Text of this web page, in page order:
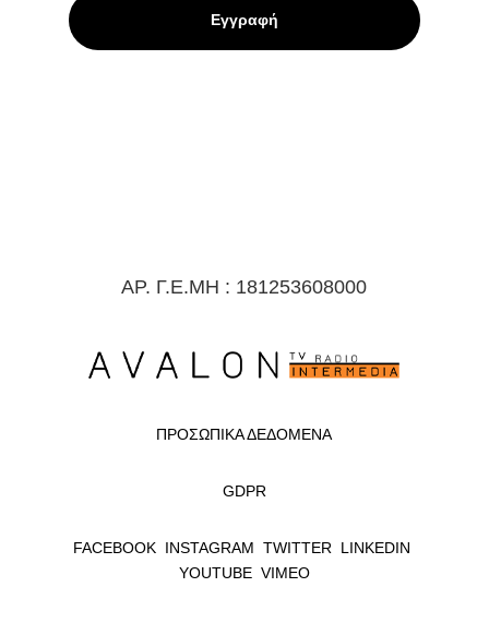
Εγγραφή
ΑΡ. Γ.Ε.ΜΗ : 181253608000
ΠΡΟΣΩΠΙΚΑ ΔΕΔΟΜΕΝΑ
GDPR
FACEBOOK INSTAGRAM TWITTER
LINKEDIN
YOUTUBE VIMEO